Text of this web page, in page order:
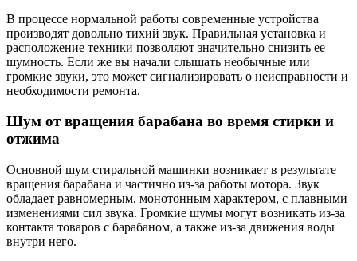
В процессе нормальной работы современные устройства
производят довольно тихий звук. Правильная установка и
расположение техники позволяют значительно снизить ее
шумность. Если же вы начали слышать необычные или
громкие звуки, это может сигнализировать о неисправности и
необходимости ремонта.
Шум от вращения барабана во время стирки и
отжима
Основной шум стиральной машинки возникает в результате
вращения барабана и частично из-за работы мотора. Звук
обладает равномерным, монотонным характером, с плавными
изменениями сил звука. Громкие шумы могут возникать из-за
контакта товаров с барабаном, а также из-за движения воды
внутри него.